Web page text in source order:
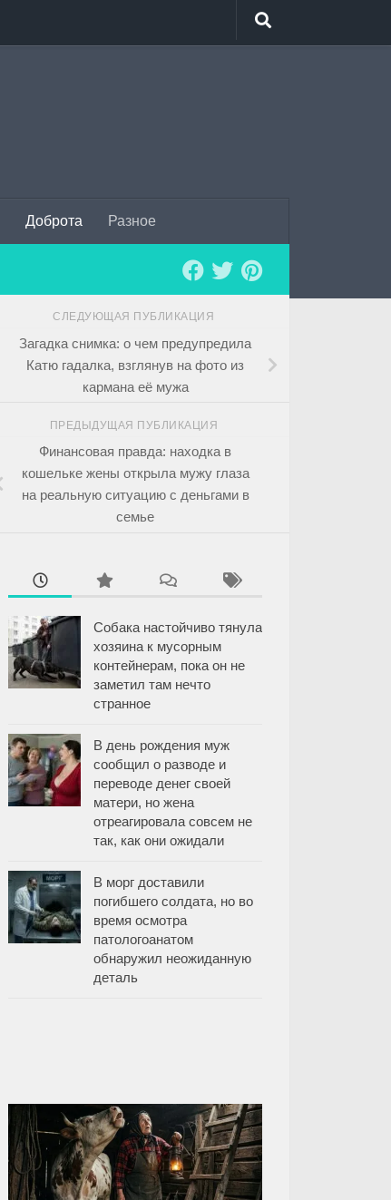
Доброта Разное
СЛЕДУЮЩАЯ ПУБЛИКАЦИЯ
Загадка снимка: о чем предупредила
Катю гадалка, взглянув на фото из
кармана её мужа
ПРЕДЫДУЩАЯ ПУБЛИКАЦИЯ
Финансовая правда: находка в
кошельке жены открыла мужу глаза
на реальную ситуацию с деньгами в
семье
Собака настойчиво тянула
хозяина к мусорным
контейнерам, пока он не
заметил там нечто
странное
В день рождения муж
сообщил о разводе и
переводе денег своей
матери, но жена
отреагировала совсем не
так, как они ожидали
В морг доставили
погибшего солдата, но во
время осмотра
патологоанатом
обнаружил неожиданную
деталь